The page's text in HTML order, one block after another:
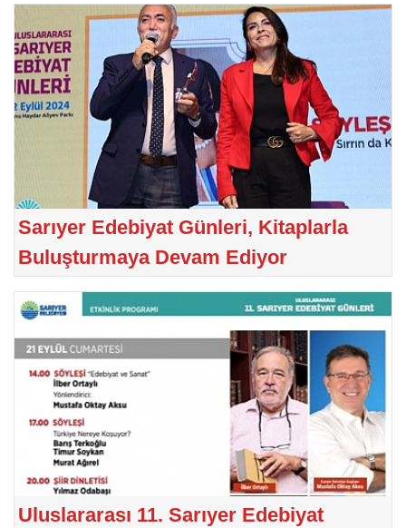
Sarıyer Edebiyat Günleri, Kitaplarla
Buluşturmaya Devam Ediyor
Uluslararası 11. Sarıyer Edebiyat